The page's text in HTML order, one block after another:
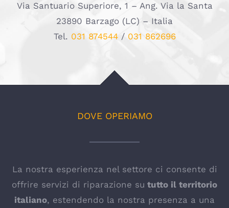
Via Santuario Superiore, 1 – Ang. Via la Santa
23890 Barzago (LC) – Italia
Tel. 031 874544/ 031 862696
DOVE OPERIAMO
La nostra esperienza nel settore ci consente di
offrire servizi di riparazione su tutto il territorio
italiano, estendendo la nostra presenza a una